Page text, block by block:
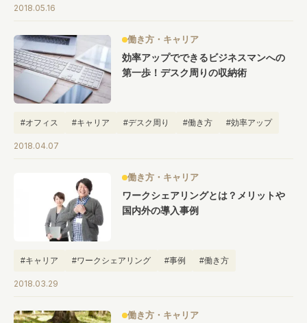
2018.05.16
働き方・キャリア
効率アップでできるビジネスマンへの
第一歩！デスク周りの収納術
#オフィス #キャリア #デスク周り #働き方 #効率アップ
#収納術
2018.04.07
働き方・キャリア
ワークシェアリングとは？メリットや
国内外の導入事例
#キャリア #ワークシェアリング #事例 #働き方
2018.03.29
働き方・キャリア